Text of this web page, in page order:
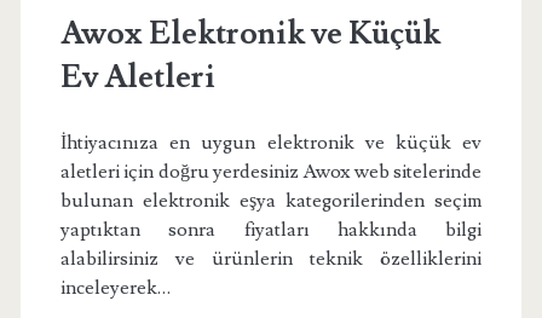
Awox Elektronik ve Küçük
Ev Aletleri
İhtiyacınıza en uygun elektronik ve küçük ev
aletleri için doğru yerdesiniz Awox web sitelerinde
bulunan elektronik eşya kategorilerinden seçim
yaptıktan sonra fiyatları hakkında bilgi
alabilirsiniz ve ürünlerin teknik özelliklerini
inceleyerek…